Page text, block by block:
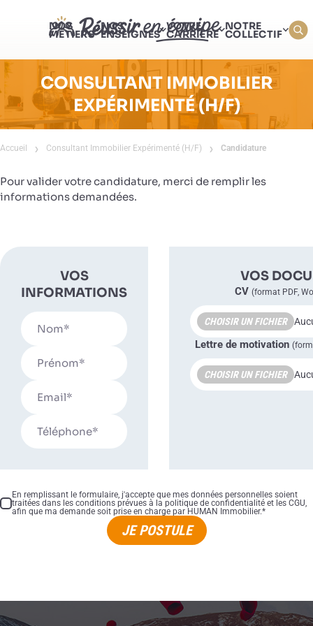
NOS
MÉTIERS
NOS
ENSEIGNES
VOTRE
CARRIÈRE
NOTRE
COLLECTIF
CONSULTANT IMMOBILIER
EXPÉRIMENTÉ (H/F)
Accueil Consultant Immobilier Expérimenté (H/F) Candidature
Pour valider votre candidature, merci de remplir les
informations demandées.
VOS
INFORMATIONS
VOS
CV (format PDF,
CHOISIR UN FICHIER
Lettre de motivation
CHOISIR UN FICHIER
En remplissant le formulaire, j'accepte que mes données personnelles soient
traitées dans les conditions prévues à la politique de confidentialité et les CGU,
afin que ma demande soit prise en charge par HUMAN Immobilier.*
JE POSTULE